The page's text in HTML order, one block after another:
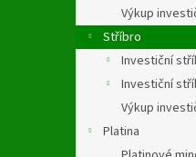
Výkup
Stříbro
Investiční
Investiční
Výkup
Platina